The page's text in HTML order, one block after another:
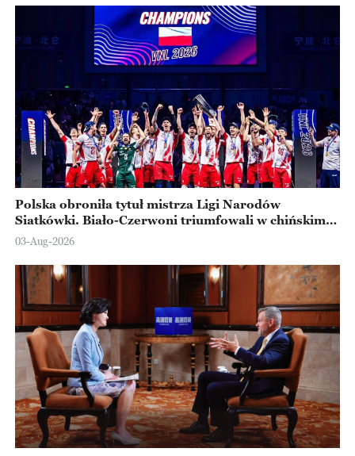
Polska obroniła tytuł mistrza Ligi Narodów
Siatkówki. Biało-Czerwoni triumfowali w chińskim
Ningbo
03-Aug-2026